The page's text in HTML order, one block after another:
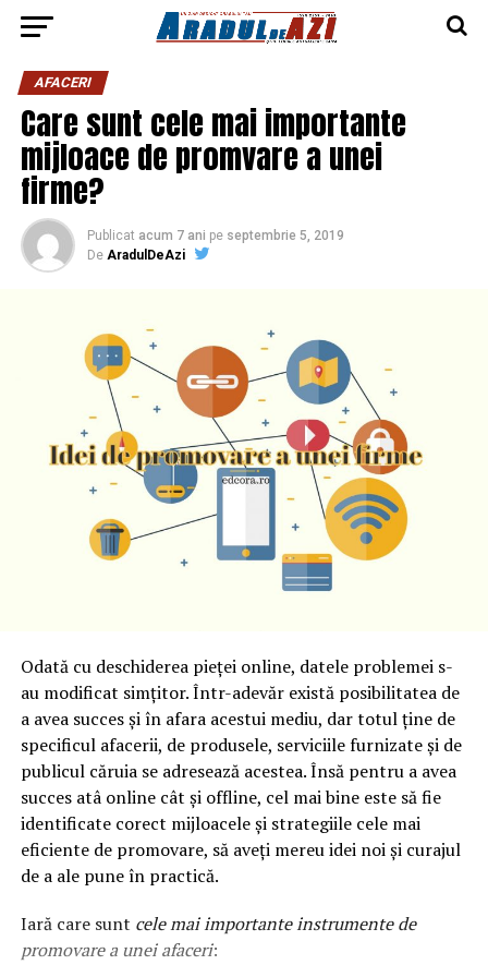
AFACERI
Care sunt cele mai importante
mijloace de promvare a unei
firme?
Publicat acum 7 ani pe septembrie 5, 2019
De AradulDeAzi
Odată cu deschiderea pieței online, datele problemei s-
au modificat simțitor. Într-adevăr există posibilitatea de
a avea succes și în afara acestui mediu, dar totul ține de
specificul afacerii, de produsele, serviciile furnizate și de
publicul căruia se adresează acestea. Însă pentru a avea
succes atâ online cât și offline, cel mai bine este să fie
identificate corect mijloacele și strategiile cele mai
eficiente de promovare, să aveți mereu idei noi și curajul
de a ale pune în practică.
Iară care sunt cele mai importante instrumente de
promovare a unei afaceri: